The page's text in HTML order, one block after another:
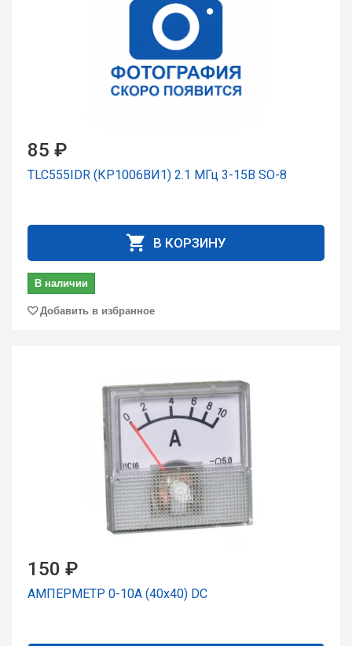
85 ₽
TLC555IDR (КР1006ВИ1) 2.1 МГц 3-15В SO-8
В КОРЗИНУ
В наличии
Добавить в избранное
150 ₽
АМПЕРМЕТР 0-10А (40х40) DC